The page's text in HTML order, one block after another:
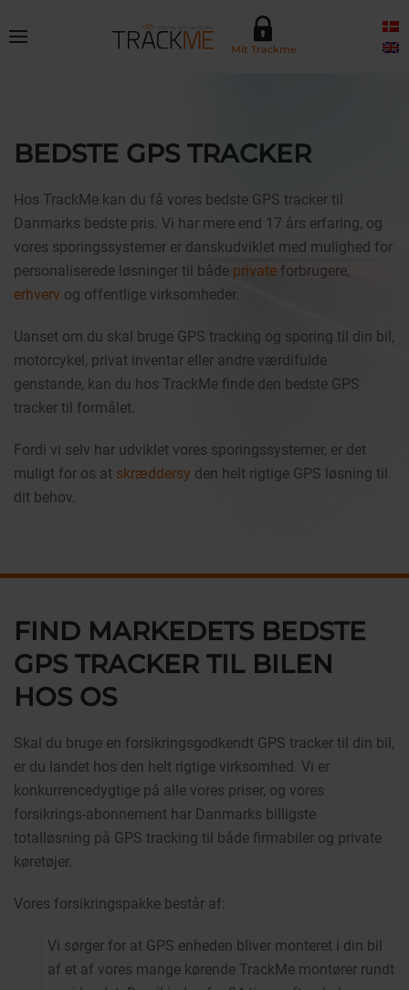
Skip to main content Mit Trackme
BEDSTE GPS TRACKER
Hos TrackMe kan du få vores bedste GPS tracker til
Danmarks bedste pris. Vi har mere end 17 års erfaring, og
vores sporingssystemer er danskudviklet med mulighed for
personaliserede løsninger til både private forbrugere,
erhverv og offentlige virksomheder.
Uanset om du skal bruge GPS tracking og sporing til din bil,
motorcykel, privat inventar eller andre værdifulde
genstande, kan du hos TrackMe finde den bedste GPS
tracker til formålet.
Fordi vi selv har udviklet vores sporingssystemer, er det
muligt for os at skræddersy den helt rigtige GPS løsning til
dit behov.
FIND MARKEDETS BEDSTE
GPS TRACKER TIL BILEN
HOS OS
Skal du bruge en forsikringsgodkendt GPS tracker til din bil,
er du landet hos den helt rigtige virksomhed. Vi er
konkurrencedygtige på alle vores priser, og vores
forsikrings-abonnement har Danmarks billigste
totalløsning på GPS tracking til både firmabiler og private
køretøjer.
Vores forsikringspakke består af:
Vi sørger for at GPS enheden bliver monteret i din bil
af et af vores mange kørende TrackMe montører rundt